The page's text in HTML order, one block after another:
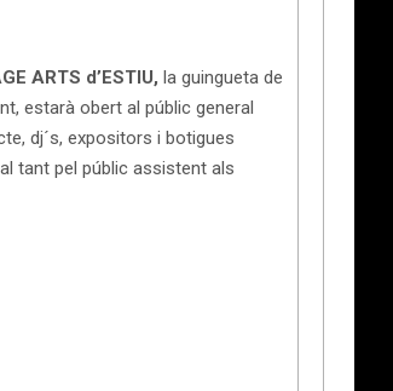
ARTS d’ESTIU, la guingueta de
estarà obert al públic general
dj´s, expositors i botigues
tant pel públic assistent als